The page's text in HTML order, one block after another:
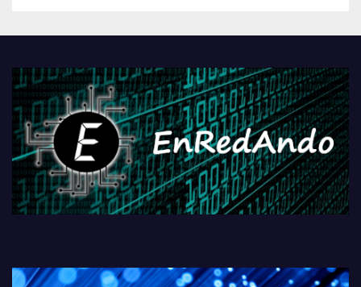
PlayStationeko bideojoko